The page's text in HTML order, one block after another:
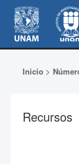
Inicio>
Recursos